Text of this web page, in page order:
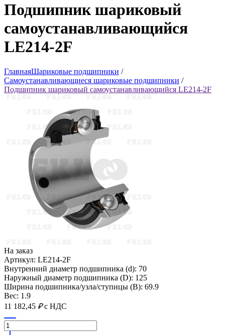
Подшипник шариковый
самоустанавливающийся
LE214-2F
ГлавнаяШариковые подшипники /
Самоустанавливающиеся шариковые подшипники /
Подшипник шариковый самоустанавливающийся LE214-2F
На заказ
Артикул: LE214-2F
Внутренний диаметр подшипника (d): 70
Наружный диаметр подшипника (D): 125
Ширина подшипника/узла/ступицы (B): 69.9
Вес: 1.9
11 182,45 ₽ с НДС